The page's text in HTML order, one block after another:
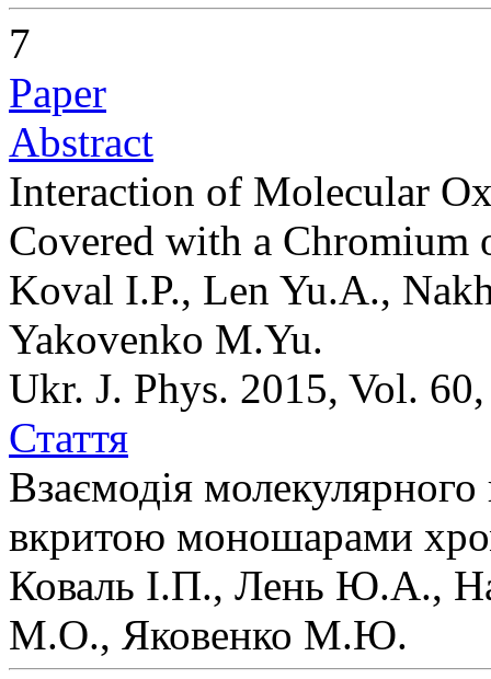
7
Paper
Abstract
Interaction of Molecular
Covered with a
Koval I.P., Len Yu.A.,
Yakovenko M.Yu.
Ukr. J. Phys. 2015, Vol.
Стаття
Взаємодія
вкритою моношарами
Коваль І.П., Лень Ю.А.,
М.О., Яковенко М.Ю.